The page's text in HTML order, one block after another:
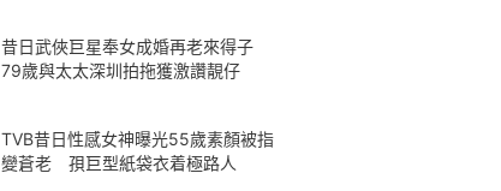
昔日武俠巨星奉女成婚再老來得子
79歲與太太深圳拍拖獲激讚靚仔
TVB昔日性感女神曝光55歲素顏被指
變蒼老 孭巨型紙袋衣着極路人